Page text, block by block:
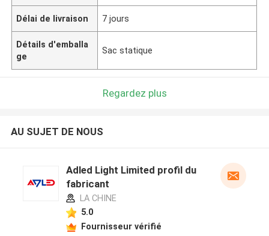
Délai de livraison 7 jours
Détails d'emballa
ge
Sac statique
Regardez plus
AU SUJET DE NOUS
Adled Light Limited profil du
fabricant
LA CHINE
5.0
Fournisseur vérifié